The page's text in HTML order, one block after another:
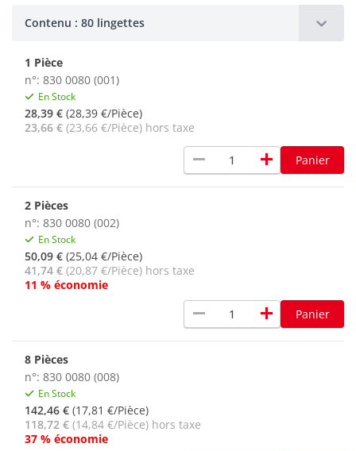
Contenu : 80 lingettes
1 Pièce
n°: 830 0080 (001)
En Stock
28,39 € (28,39 €/Pièce)
23,66 € (23,66 €/Pièce) hors taxe
remove add Panier
2 Pièces
n°: 830 0080 (002)
En Stock
50,09 € (25,04 €/Pièce)
41,74 € (20,87 €/Pièce) hors taxe
11 % économie
remove add Panier
8 Pièces
n°: 830 0080 (008)
En Stock
142,46 € (17,81 €/Pièce)
118,72 € (14,84 €/Pièce) hors taxe
37 % économie